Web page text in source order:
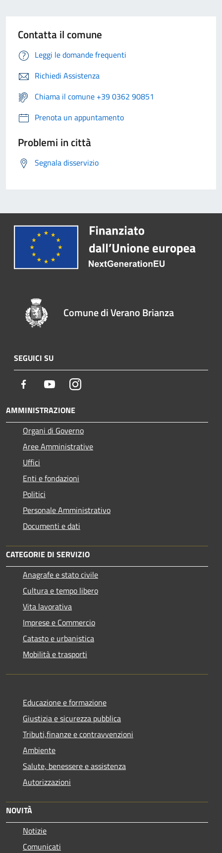
Contatta il comune
Leggi le domande frequenti
Richiedi Assistenza
Chiama il comune +39 0362 90851
Prenota un appuntamento
Problemi in città
Segnala disservizio
Comune di Verano Brianza
SEGUICI SU
Facebook YoutubeInstagram
AMMINISTRAZIONE
Organi di Governo
Aree Amministrative
Uffici
Enti e fondazioni
Politici
Personale Amministrativo
Documenti e dati
CATEGORIE DI SERVIZIO
Anagrafe e stato civile
Cultura e tempo libero
Vita lavorativa
Imprese e Commercio
Catasto e urbanistica
Mobilità e trasporti
Educazione e formazione
Giustizia e sicurezza pubblica
Tributi,finanze e contravvenzioni
Ambiente
Salute, benessere e assistenza
Autorizzazioni
NOVITÀ
Notizie
Comunicati